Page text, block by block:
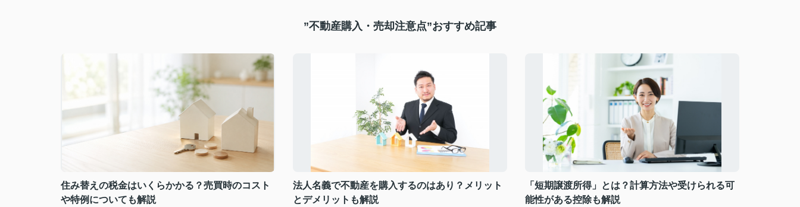
”不動産購入・売却注意点”おすすめ記事
住み替えの税金はいくらかかる？売買時のコスト
や特例についても解説
法人名義で不動産を購入するのはあり？メリット
とデメリットも解説
「短期譲渡所得」とは？計算方法や受けられる可
能性がある控除も解説